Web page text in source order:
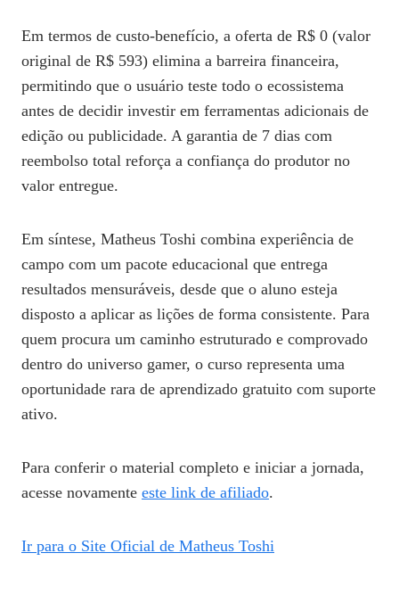
Em termos de custo‑benefício, a oferta de R$ 0 (valor
original de R$ 593) elimina a barreira financeira,
permitindo que o usuário teste todo o ecossistema
antes de decidir investir em ferramentas adicionais de
edição ou publicidade. A garantia de 7 dias com
reembolso total reforça a confiança do produtor no
valor entregue.
Em síntese, Matheus Toshi combina experiência de
campo com um pacote educacional que entrega
resultados mensuráveis, desde que o aluno esteja
disposto a aplicar as lições de forma consistente. Para
quem procura um caminho estruturado e comprovado
dentro do universo gamer, o curso representa uma
oportunidade rara de aprendizado gratuito com suporte
ativo.
Para conferir o material completo e iniciar a jornada,
acesse novamente este link de afiliado.
Ir para o Site Oficial de Matheus Toshi